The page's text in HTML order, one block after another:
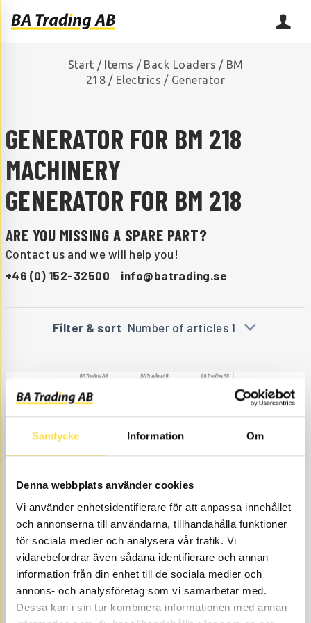
Samtycke Information Om
Denna webbplats använder cookies
Vi använder enhetsidentifierare för att anpassa innehållet
och annonserna till användarna, tillhandahålla funktioner
för sociala medier och analysera vår trafik. Vi
vidarebefordrar även sådana identifierare och annan
information från din enhet till de sociala medier och
annons- och analysföretag som vi samarbetar med.
Dessa kan i sin tur kombinera informationen med annan
Start / Items / Back Loaders / BM
218 / Electrics / Generator
GENERATOR FOR BM 218
MACHINERY
GENERATOR FOR BM 218
ARE YOU MISSING A SPARE PART?
Contact us and we will help you!
+46 (0) 152-32500
info@batrading.se
Filter & sort Number of articles 1
ALTERNATOR 28V 55A
GE757 Item
no.
873757Remskiva GE573 säljes separat. 14mm
hål i fästöra.
Price, VAT excl.
1 690.00
Web stock NEEDED
BUY